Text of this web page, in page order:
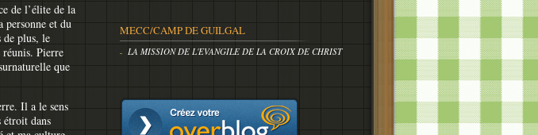
de l’élite de la
personne et du
de plus, le
réunis. Pierre
que
Il a le sens
dans
MECC/CAMP DE GUILGAL
LA MISSION DE L'EVANGILE DE LA CROIX DE CHRIST